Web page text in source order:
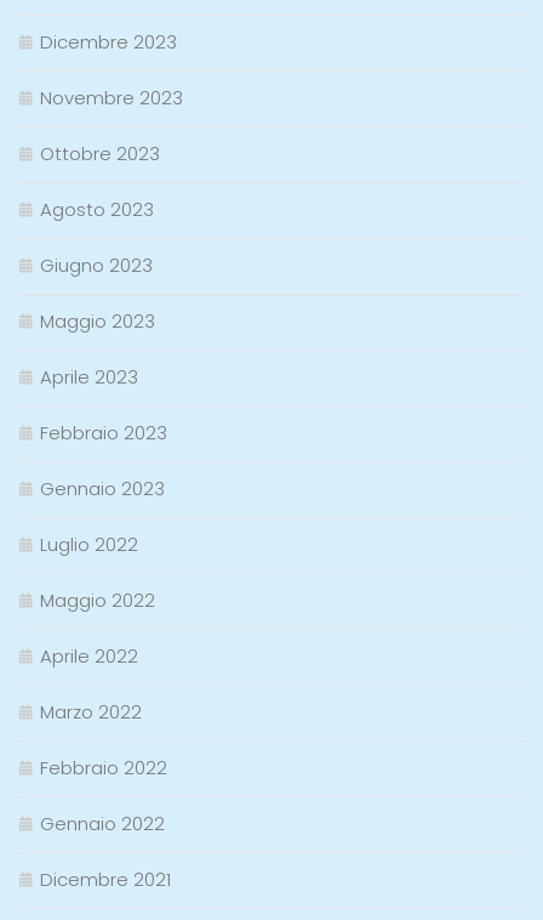
Dicembre 2023
Novembre 2023
Ottobre 2023
Agosto 2023
Giugno 2023
Maggio 2023
Aprile 2023
Febbraio 2023
Gennaio 2023
Luglio 2022
Maggio 2022
Aprile 2022
Marzo 2022
Febbraio 2022
Gennaio 2022
Dicembre 2021